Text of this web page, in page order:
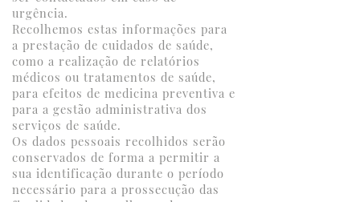
urgência.
Recolhemos estas informações para
a prestação de cuidados de saúde,
como a realização de relatórios
médicos ou tratamentos de saúde,
para efeitos de medicina preventiva e
para a gestão administrativa dos
serviços de saúde.
Os dados pessoais recolhidos serão
conservados de forma a permitir a
sua identificação durante o período
necessário para a prossecução das